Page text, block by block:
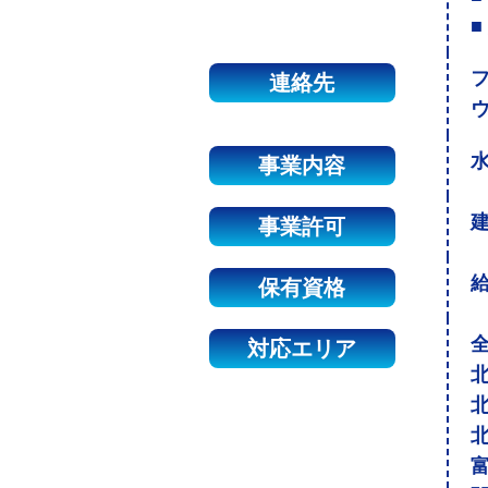
■
連絡先
事業内容
事業許可
保有資格
対応エリア